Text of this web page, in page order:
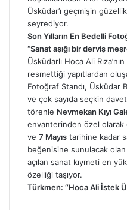
Üsküdar’ı geçmişin
seyrediyor.
Son Yılların En Bedelli
“Sanat aşığı bir derviş
Üsküdarlı Hoca Ali
resmettiği yapıtlardan
Fotoğraf Standı, Üsküdar
ve çok sayıda seçkin
törenle Nevmekan Kıyı
envanterinden özel olarak
ve 7 Mayıs tarihine kadar
beğenisine sunulacak olan
açılan sanat kıymeti en
özelliği taşıyor.
Türkmen: ‘’Hoca Ali İstek